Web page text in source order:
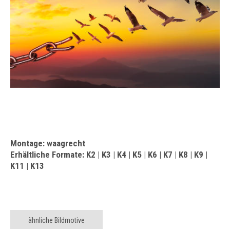
Montage: waagrecht
Erhältliche Formate: K2 | K3 | K4 | K5 | K6 | K7 | K8 | K9 |
K11 | K13
ähnliche Bildmotive